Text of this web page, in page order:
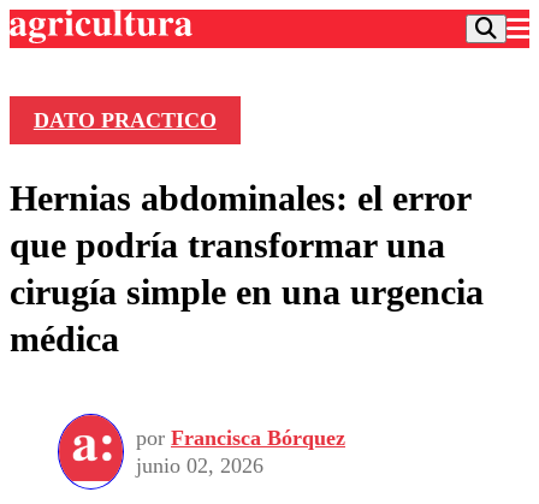
Frecuencias
Agricultura TV
Deportes
Colo Colo
Torneo Internacional
Torneo Nacional
Entretención
Internacional
Nacional
Programas
Comercial
DATO PRACTICO
Hernias abdominales: el error
que podría transformar una
cirugía simple en una urgencia
médica
por Francisca Bórquez
junio 02, 2026